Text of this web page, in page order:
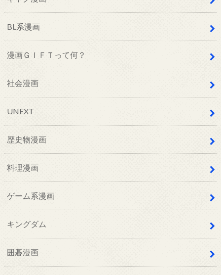
BL系漫画
漫画ＧＩＦＴって何？
社会漫画
UNEXT
歴史物漫画
料理漫画
ゲーム系漫画
キングダム
囲碁漫画